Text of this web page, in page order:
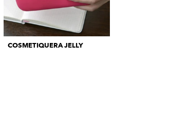
COSMETIQUERA JELLY